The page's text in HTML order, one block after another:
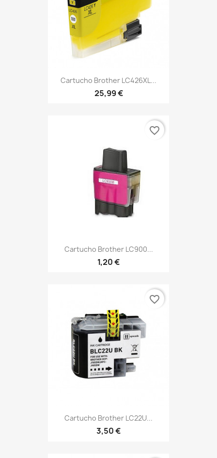
Cartucho Brother LC426XL...
25,99 €
Cartucho Brother LC900...
1,20 €
favorite_border
Cartucho Brother LC22U...
3,50 €
favorite_border